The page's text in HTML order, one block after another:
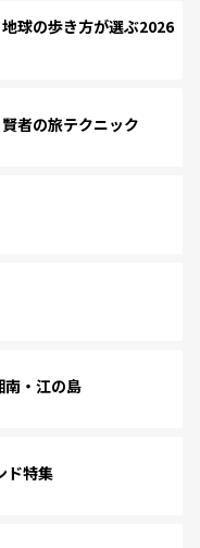
球の歩き方が選ぶ2026
者の旅テクニック
南・江の島
ド特集